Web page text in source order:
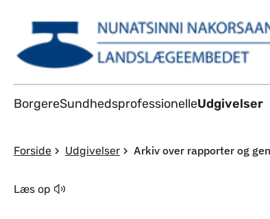
BorgereSundhedsprofessionelleUdgivelser
Forside Udgivelser Arkiv over rapporter og
Læs op